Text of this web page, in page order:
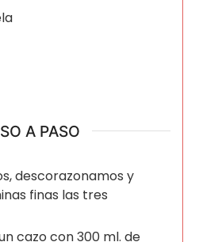
A PASO
descorazonamos y
finas las tres
cazo con 300 ml. de